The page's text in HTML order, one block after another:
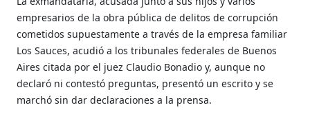
empresarios de la obra pública de delitos de corrupción
cometidos supuestamente a través de la empresa familiar
Los Sauces, acudió a los tribunales federales de Buenos
Aires citada por el juez Claudio Bonadio y, aunque no
declaró ni contestó preguntas, presentó un escrito y se
marchó sin dar declaraciones a la prensa.